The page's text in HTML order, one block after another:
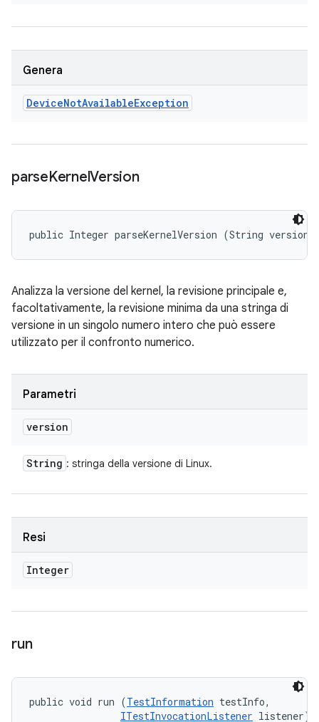
Genera
DeviceNotAvailableException
parseKernelVersion
public Integer parseKernelVersion (String version)
Analizza la versione del kernel, la revisione principale e,
facoltativamente, la revisione minima da una stringa di
versione in un singolo numero intero che può essere
utilizzato per il confronto numerico.
Parametri
version
String : stringa della versione di Linux.
Resi
Integer
run
public void run (TestInformation testInfo,
ITestInvocationListener listener)